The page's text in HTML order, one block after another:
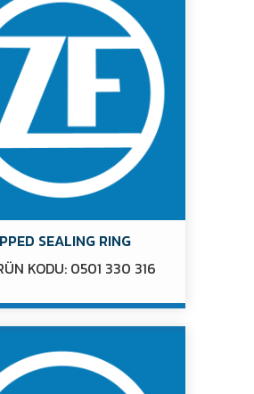
SEALING RING
KODU: 0501 330 316